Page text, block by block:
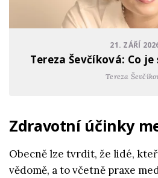
21. ZÁŘÍ
Tereza Ševčíková: Co
Tereza
Zdravotní účinky
Obecně lze tvrdit, že lidé,
vědomě, a to včetně praxe